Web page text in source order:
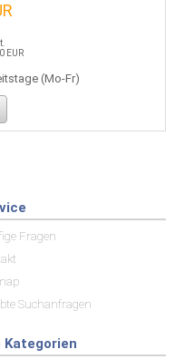
EUR
Fragen
Suchanfragen
Kategorien